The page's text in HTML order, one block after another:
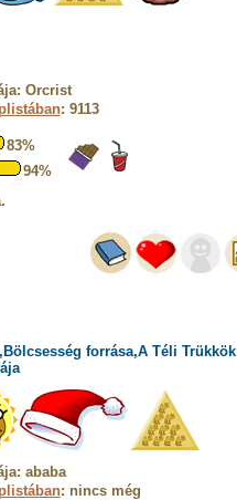
Orcrist
: 9113
83%
94%
forrása,A Téli Trükkök
ababa
: nincs még